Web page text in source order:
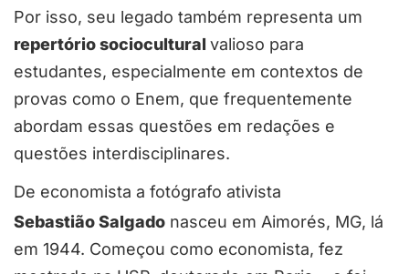
Por isso, seu legado também representa um
repertório sociocultural valioso para
estudantes, especialmente em contextos de
provas como o Enem, que frequentemente
abordam essas questões em redações e
questões interdisciplinares.
De economista a fotógrafo ativista
Sebastião Salgado nasceu em Aimorés, MG, lá
em 1944. Começou como economista, fez